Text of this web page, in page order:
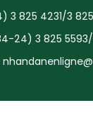
3 825 4231/3
24) 3 825